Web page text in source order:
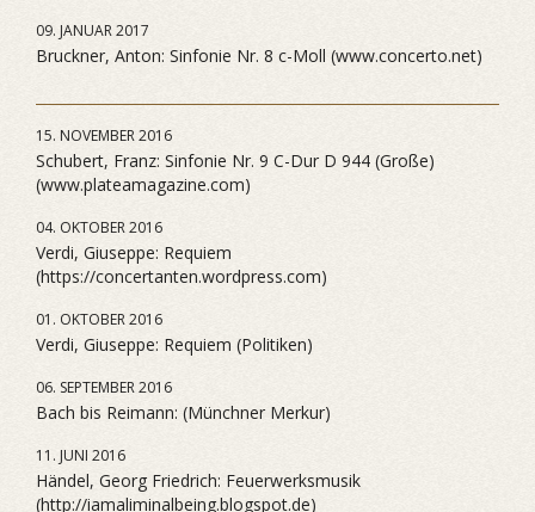
09. JANUAR 2017
Bruckner, Anton: Sinfonie Nr. 8 c-Moll (www.concerto.net)
15. NOVEMBER 2016
Schubert, Franz: Sinfonie Nr. 9 C-Dur D 944 (Große)
(www.plateamagazine.com)
04. OKTOBER 2016
Verdi, Giuseppe: Requiem
(https://concertanten.wordpress.com)
01. OKTOBER 2016
Verdi, Giuseppe: Requiem (Politiken)
06. SEPTEMBER 2016
Bach bis Reimann: (Münchner Merkur)
11. JUNI 2016
Händel, Georg Friedrich: Feuerwerksmusik
(http://iamaliminalbeing.blogspot.de)